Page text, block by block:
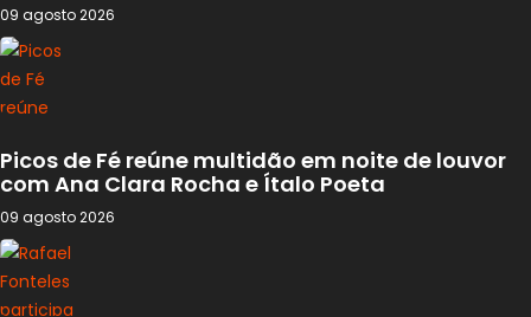
09 agosto 2026
Picos de Fé reúne multidão em noite de louvor
com Ana Clara Rocha e Ítalo Poeta
09 agosto 2026